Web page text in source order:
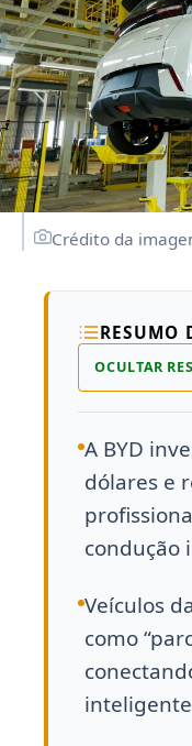
Crédito da
RESUMO
OCULTAR
A BYD
dólares e
condução
Veículos
como